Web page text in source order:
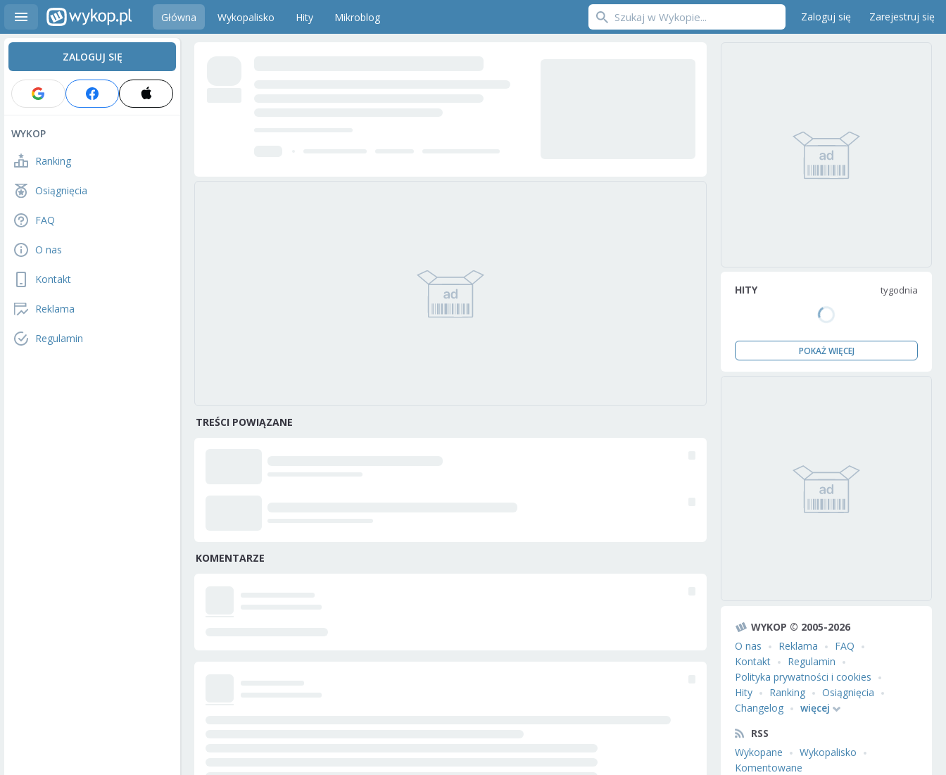
Główna Wykopalisko Hity Mikroblog Zaloguj się Zarejestruj się
ZALOGUJ SIĘ
WYKOP
Ranking
Osiągnięcia
FAQ
O nas
Kontakt
Reklama
Regulamin
TREŚCI POWIĄZANE
KOMENTARZE
HITY tygodnia
POKAŻ WIĘCEJ
WYKOP © 2005-2026
O nas
Reklama
FAQ
Kontakt
Regulamin
Polityka prywatności i cookies
Hity
Ranking
Osiągnięcia
Changelog
więcej
RSS
Wykopane
Wykopalisko
Komentowane